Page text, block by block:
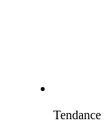
Tendance